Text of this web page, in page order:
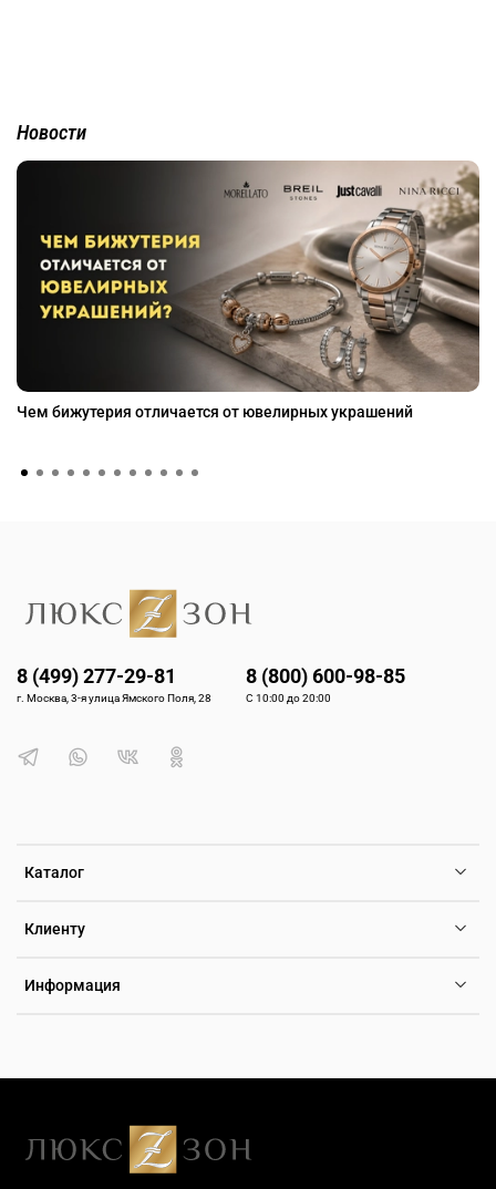
Новости
Чем бижутерия отличается от ювелирных украшений
Каталог
Клиенту
Информация
8 (499) 277-29-81
г. Москва, 3-я улица Ямского Поля, 28
8 (800) 600-98-85
С 10:00 до 20:00